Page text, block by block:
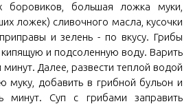
боровиков, большая ложка муки,
ложек) сливочного масла, кусочки
и зелень - по вкусу. Грибы
и подсоленную воду. Варить
минут. Далее, развести теплой водой
муку, добавить в грибной бульон и
минут. Суп с грибами заправить